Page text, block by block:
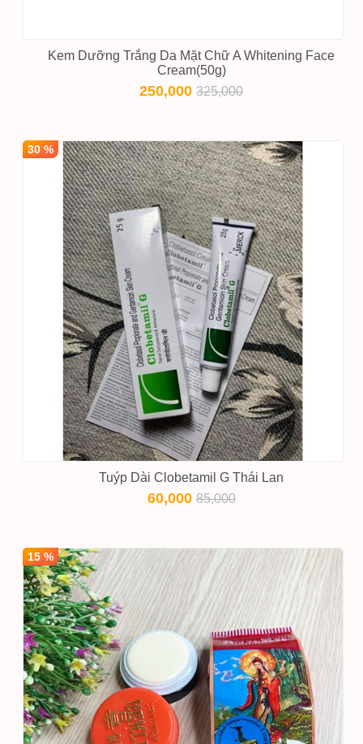
Kem Dưỡng Trắng Da Mặt Chữ A Whitening Face
Cream(50g)
250,000325,000
30 %
Tuýp Dài Clobetamil G Thái Lan
60,00085,000
15 %